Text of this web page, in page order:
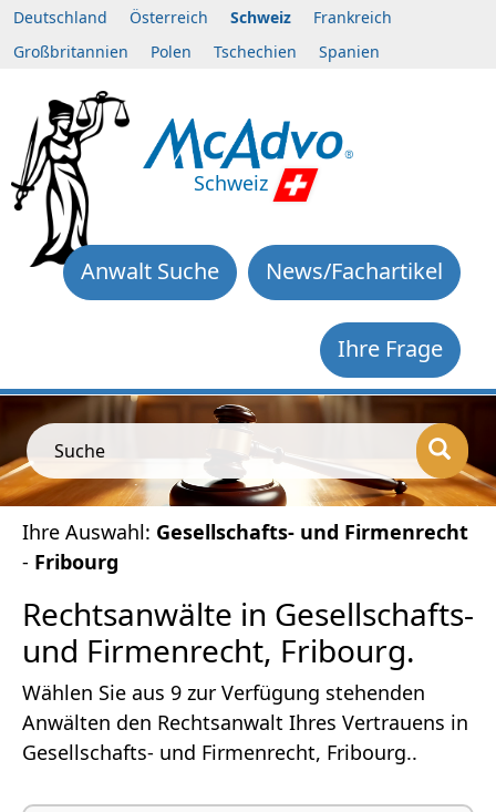
Deutschland Österreich Schweiz
Frankreich
Großbritannien
Polen Tschechien Spanien
Schweiz
News/Fachartikel
Anwalt Suche
Ihre Frage
Suche
Ihre Auswahl: Gesellschafts- und Firmenrecht
- Fribourg
Rechtsanwälte in Gesellschafts-
und Firmenrecht, Fribourg.
Wählen Sie aus 9 zur Verfügung stehenden
Anwälten den Rechtsanwalt Ihres Vertrauens in
Gesellschafts- und Firmenrecht, Fribourg..